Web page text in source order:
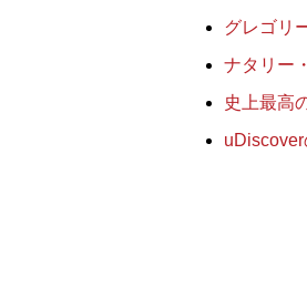
グレゴリ
ナタリー
史上最高